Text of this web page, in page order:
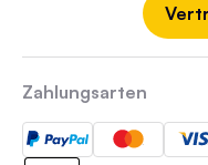
Zahlungsarten